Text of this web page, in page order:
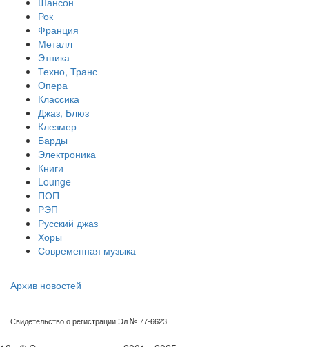
Рок
Франция
Металл
Этника
Техно, Транс
Опера
Классика
Джаз, Блюз
Клезмер
Барды
Электроника
Книги
Lounge
ПОП
РЭП
Русский джаз
Хоры
Современная музыка
Архив новостей
Свидетельство о регистрации Эл № 77-6623